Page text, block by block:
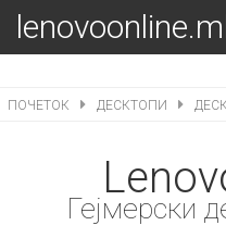
ПОЧЕТОК ДЕСКТОПИ
Гејмерски